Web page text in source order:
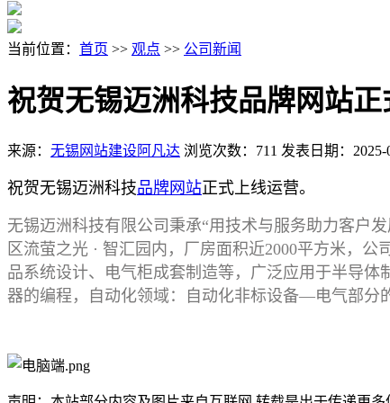
当前位置： 首页 >> 观点 >> 公司新闻
祝贺无锡迈洲科技品牌网站
来源： 无锡网站建设阿凡达 浏览次数：711 发表日期：2025-
祝贺无锡迈洲科技品牌网站正式上线运营。
无锡迈洲科技有限公司秉承“用技术与服务助力客户
区流萤之光 · 智汇园内，厂房面积近2000平方米，
品系统设计、电气柜成套制造等，广泛应用于半导
器的编程，自动化领域：自动化非标设备—电气部分